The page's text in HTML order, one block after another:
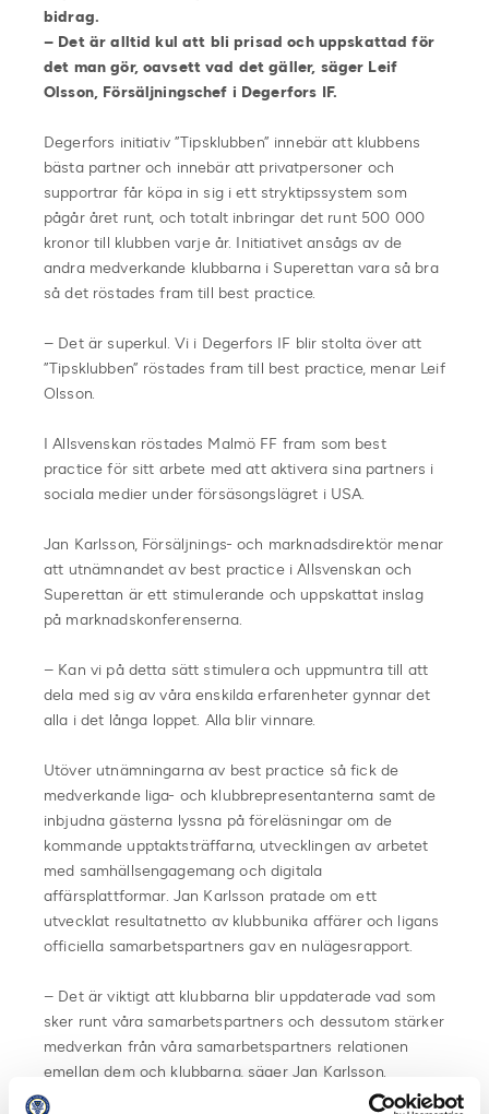
bidrag.
– Det är alltid kul att bli prisad och uppskattad för
det man gör, oavsett vad det gäller, säger Leif
Olsson, Försäljningschef i Degerfors IF.
Degerfors initiativ ”Tipsklubben” innebär att klubbens
bästa partner och innebär att privatpersoner och
supportrar får köpa in sig i ett stryktipssystem som
pågår året runt, och totalt inbringar det runt 500 000
kronor till klubben varje år. Initiativet ansågs av de
andra medverkande klubbarna i Superettan vara så bra
så det röstades fram till best practice.
– Det är superkul. Vi i Degerfors IF blir stolta över att
”Tipsklubben” röstades fram till best practice, menar Leif
Olsson.
I Allsvenskan röstades Malmö FF fram som best
practice för sitt arbete med att aktivera sina partners i
sociala medier under försäsongslägret i USA.
Jan Karlsson, Försäljnings- och marknadsdirektör menar
att utnämnandet av best practice i Allsvenskan och
Superettan är ett stimulerande och uppskattat inslag
på marknadskonferenserna.
– Kan vi på detta sätt stimulera och uppmuntra till att
dela med sig av våra enskilda erfarenheter gynnar det
alla i det långa loppet. Alla blir vinnare.
Utöver utnämningarna av best practice så fick de
medverkande liga- och klubbrepresentanterna samt de
inbjudna gästerna lyssna på föreläsningar om de
kommande upptaktsträffarna, utvecklingen av arbetet
med samhällsengagemang och digitala
affärsplattformar. Jan Karlsson pratade om ett
utvecklat resultatnetto av klubbunika affärer och ligans
officiella samarbetspartners gav en nulägesrapport.
– Det är viktigt att klubbarna blir uppdaterade vad som
sker runt våra samarbetspartners och dessutom stärker
medverkan från våra samarbetspartners relationen
emellan dem och klubbarna, säger Jan Karlsson.